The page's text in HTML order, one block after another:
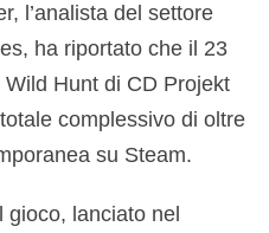
l’analista del settore
ha riportato che il 23
Hunt di CD Projekt
complessivo di oltre
su Steam.
lanciato nel